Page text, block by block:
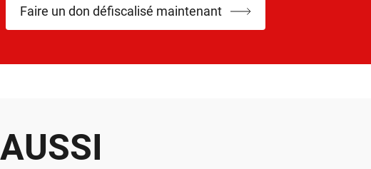
Faire un don défiscalisé maintenant